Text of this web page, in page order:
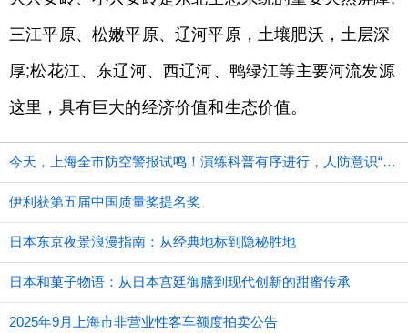
三江平原、松嫩平原、辽河平原，土壤肥沃，土层深
厚;松花江、东辽河、西辽河、鸭绿江等主要河流发源
这里，具有巨大的经济价值和生态价值。
今天，上海全市防空警报试鸣！演练科普有序进行，人防意识“声入人心”
伊利获第五届中国质量奖提名奖
日本东京夜景浪漫指南：从经典地标到隐秘胜地
日本和菓子物语：从日本宫廷御膳到现代创新的甜蜜传承
2025年9月上海市非营业性客车额度拍卖公告